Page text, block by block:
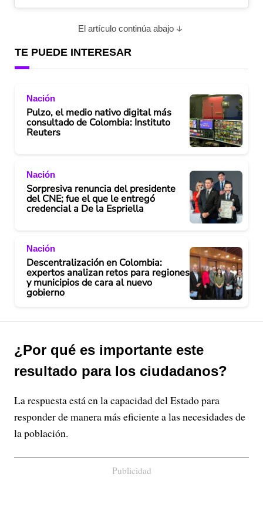
El artículo continúa abajo
TE PUEDE INTERESAR
Nación
Pulzo, el medio nativo digital más
consultado de Colombia: Instituto
Reuters
Nación
Sorpresiva renuncia del presidente
del CNE; fue el que le entregó
credencial a De la Espriella
Nación
Descentralización en Colombia:
expertos analizan retos para regiones
y municipios de cara al nuevo
gobierno
¿Por qué es importante este
resultado para los ciudadanos?
La respuesta está en la capacidad del Estado para
responder de manera más eficiente a las necesidades de
la población.
Publicidad